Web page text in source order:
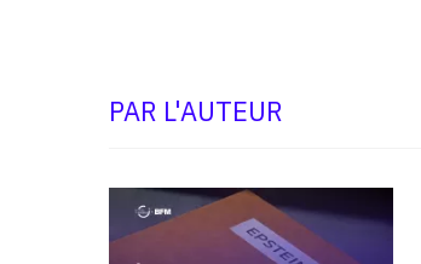
PAR L'AUTEUR